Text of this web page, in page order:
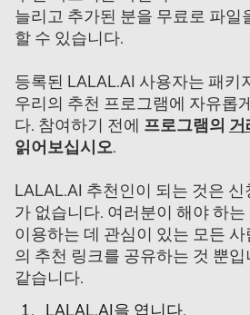
늘리고 추가된 분을 무료로 파일
할 수 있습니다.
등록된 LALAL.AI 사용자는 패키
우리의 추천 프로그램에 자유롭
다. 참여하기 전에 프로그램의 거
읽어보십시오.
LALAL.AI 추천인이 되는 것은
가 없습니다. 여러분이 해야 하
이용하는 데 관심이 있는 모든
의 추천 링크를 공유하는 것 뿐
같습니다.
LALAL.AI을 엽니다.